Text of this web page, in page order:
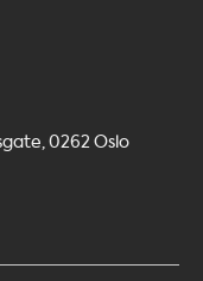
0262 Oslo